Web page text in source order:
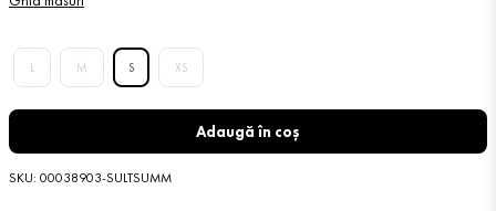
L M S XS
Adaugă în coș
SKU: 00038903-SULTSUMM